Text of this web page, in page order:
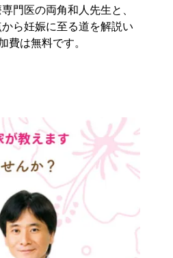
門医の両角和人先生と、
ら妊娠に至る道を解説い
費は無料です。